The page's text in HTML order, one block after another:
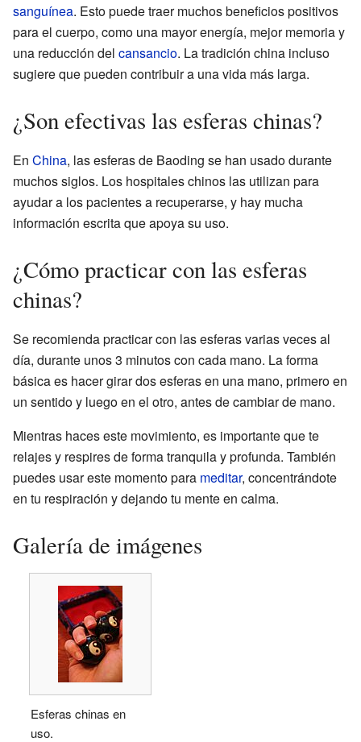
sanguínea. Esto puede traer muchos beneficios positivos
para el cuerpo, como una mayor energía, mejor memoria y
una reducción del cansancio. La tradición china incluso
sugiere que pueden contribuir a una vida más larga.
¿Son efectivas las esferas chinas?
En China, las esferas de Baoding se han usado durante
muchos siglos. Los hospitales chinos las utilizan para
ayudar a los pacientes a recuperarse, y hay mucha
información escrita que apoya su uso.
¿Cómo practicar con las esferas
chinas?
Se recomienda practicar con las esferas varias veces al
día, durante unos 3 minutos con cada mano. La forma
básica es hacer girar dos esferas en una mano, primero en
un sentido y luego en el otro, antes de cambiar de mano.
Mientras haces este movimiento, es importante que te
relajes y respires de forma tranquila y profunda. También
puedes usar este momento para meditar, concentrándote
en tu respiración y dejando tu mente en calma.
Galería de imágenes
Esferas chinas en
uso.